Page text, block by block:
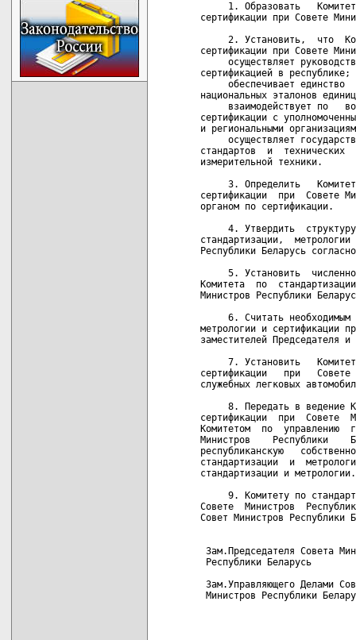
1. Образовать
сертификации при Совете
2. Установить,  что
сертификации при Совете
осуществляет
сертификацией в республике;
обеспечивает единство
национальных эталонов
взаимодействует по
сертификации с
и региональными
осуществляет
стандартов  и  технических
измерительной техники.
3. Определить
сертификации  при  Совете
органом по сертификации.
4. Утвердить
стандартизации,
Республики Беларусь
5. Установить
Комитета  по
Министров Республики
6. Считать необходимым
метрологии и сертификации
заместителей Председателя
7. Установить
сертификации   при   Совете
служебных легковых
8. Передать в ведение
сертификации  при  Совете
Комитетом  по  управлению
Министров    Республики
республиканскую
стандартизации  и
стандартизации и метрологии.
9. Комитету по
Совете  Министров
Совет Министров Республики
Зам.Председателя Совета
Республики Беларусь
Зам.Управляющего Делами
Министров Республики